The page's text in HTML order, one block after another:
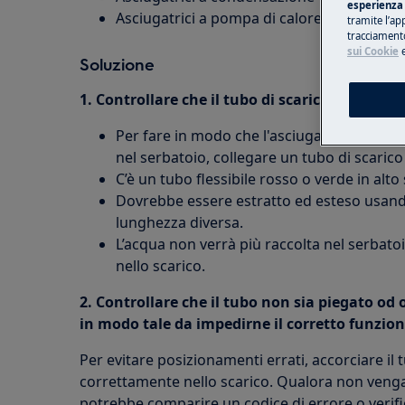
Asciugatrici a pompa di calore
Soluzione
1. Controllare che il tubo di scarico sia
Per fare in modo che l'asciugabiancheria
nel serbatoio, collegare un tubo di
C’è un tubo flessibile rosso o verde in
Dovrebbe essere estratto ed esteso
lunghezza diversa.
L’acqua non verrà più raccolta nel
nello scarico.
2. Controllare che il tubo non sia piegato od
in modo tale da impedirne il corretto
Per evitare posizionamenti errati, accorciare il
correttamente nello scarico. Qualora non
tramite
sui Cookie